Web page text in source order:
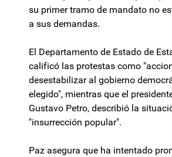
su primer tramo de mandato no
a sus demandas.
El Departamento de Estado de
calificó las protestas como
desestabilizar al gobierno
elegido", mientras que el
Gustavo Petro, describió la
"insurrección popular".
Paz asegura que ha intentado